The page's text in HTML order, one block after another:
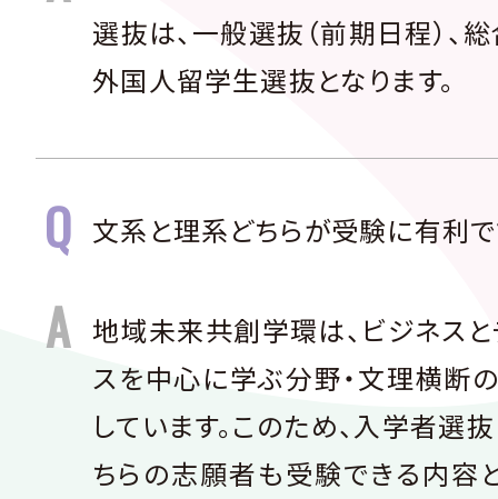
選抜は、一般選抜（前期日程）、
外国人留学生選抜となります。
文系と理系どちらが受験に有利で
地域未来共創学環は、ビジネス
スを中心に学ぶ分野・文理横断
しています。このため、入学者選
ちらの志願者も受験できる内容